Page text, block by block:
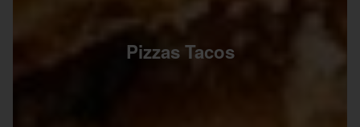
Pizzas Tacos